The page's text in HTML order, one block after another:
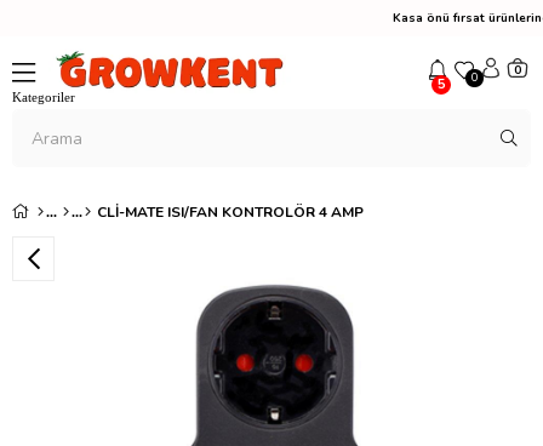
Kasa önü fırsat
5 0 0
CLI-MATE ISI/FAN KONTROLÖR 4 AMP